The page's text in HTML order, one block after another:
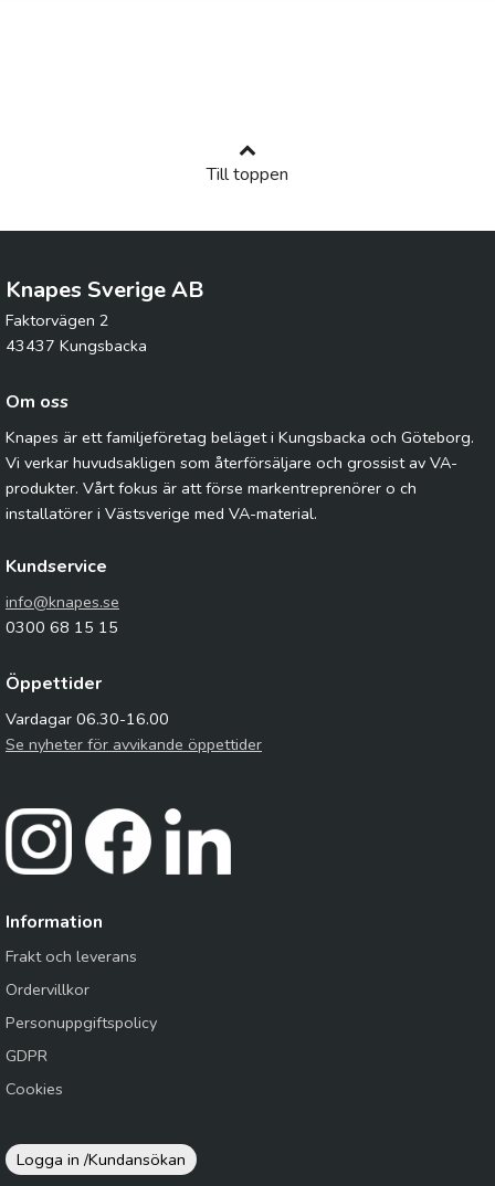
Till toppen
Knapes Sverige AB
Faktorvägen 2
43437 Kungsbacka
Om oss
Knapes är ett familjeföretag beläget i Kungsbacka och Göteborg.
Vi verkar huvudsakligen som återförsäljare och grossist av VA-
produkter. Vårt fokus är att förse markentreprenörer o ch
installatörer i Västsverige med VA-material.
Kundservice
info@knapes.se
0300 68 15 15
Öppettider
Vardagar 06.30-16.00
Se nyheter för avvikande öppettider
Information
Frakt och leverans
Ordervillkor
Personuppgiftspolicy
GDPR
Cookies
Logga in /Kundansökan